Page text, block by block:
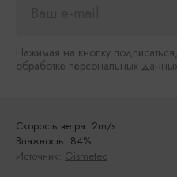
Нажимая на кнопку
обработке персональных
Скорость ветра: 2m/s
Влажность: 84%
Источник: Gismeteo